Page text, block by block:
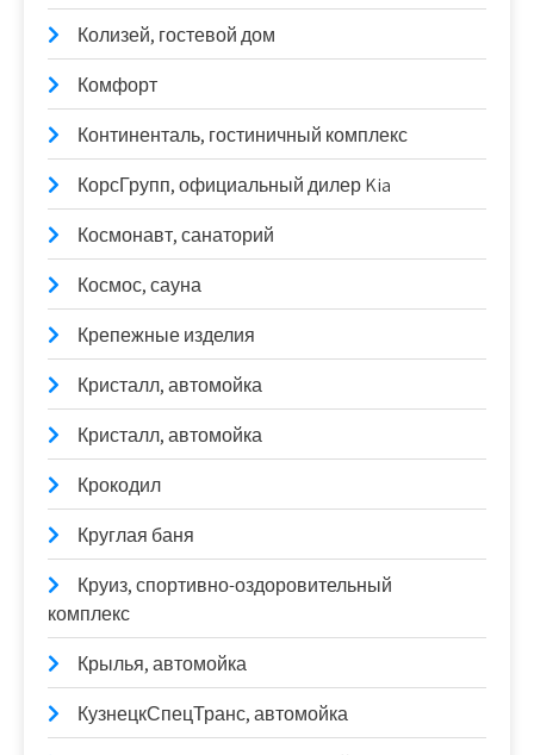
Колизей, гостевой дом
Комфорт
Континенталь, гостиничный комплекс
КорсГрупп, официальный дилер Kia
Космонавт, санаторий
Космос, сауна
Крепежные изделия
Кристалл, автомойка
Кристалл, автомойка
Крокодил
Круглая баня
Круиз, спортивно-оздоровительный
комплекс
Крылья, автомойка
КузнецкСпецТранс, автомойка